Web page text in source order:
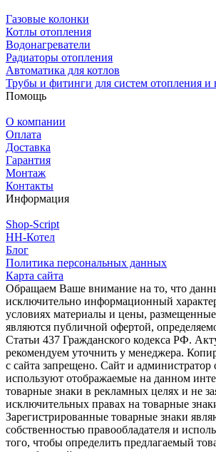
Газовые колонки
Котлы отопления
Водонагреватели
Радиаторы отопления
Автоматика для котлов
Трубы и фитинги для систем отопления и
Помощь
О компании
Оплата
Доставка
Гарантия
Монтаж
Контакты
Информация
Shop-Script
НН-Котел
Блог
Политика персональных данных
Карта сайта
Обращаем Ваше внимание на то, что
исключительно информационный
условиях материалы и цены, размещенные
являются публичной офертой,
Статьи 437 Гражданского кодекса РФ.
рекомендуем уточнить у менеджера.
с сайта запрещено. Сайт и администратор
используют отображаемые на данном
товарные знаки в рекламных целях и не
исключительных правах на товарные
Зарегистрированные товарные знаки
собственностью правообладателя и
того, чтобы определить предлагаемый